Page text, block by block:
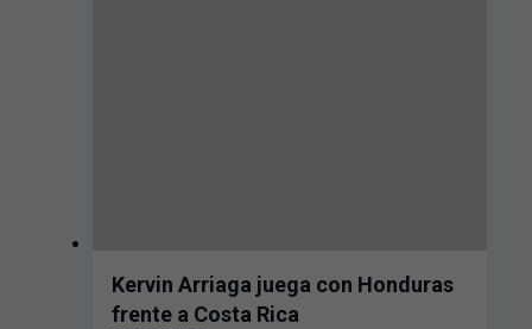
Kervin Arriaga juega con Honduras
frente a Costa Rica